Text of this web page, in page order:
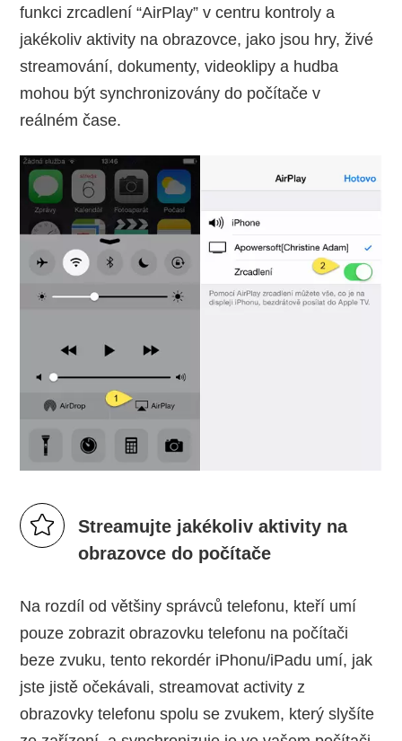
funkci zrcadlení “AirPlay” v centru kontroly a
jakékoliv aktivity na obrazovce, jako jsou hry, živé
streamování, dokumenty, videoklipy a hudba
mohou být synchronizovány do počítače v
reálném čase.
Streamujte jakékoliv aktivity na
obrazovce do počítače
Na rozdíl od většiny správců telefonu, kteří umí
pouze zobrazit obrazovku telefonu na počítači
beze zvuku, tento rekordér iPhonu/iPadu umí, jak
jste jistě očekávali, streamovat activity z
obrazovky telefonu spolu se zvukem, který slyšíte